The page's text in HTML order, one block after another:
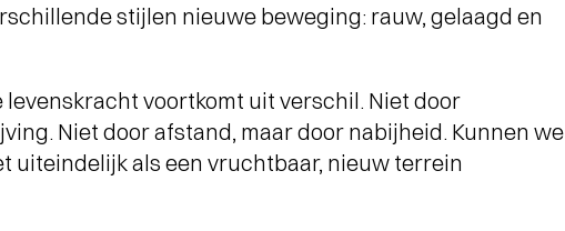
stijlen nieuwe beweging: rauw, gelaagd en
levenskracht voortkomt uit verschil. Niet door
Niet door afstand, maar door nabijheid. Kunnen we
uiteindelijk als een vruchtbaar, nieuw terrein